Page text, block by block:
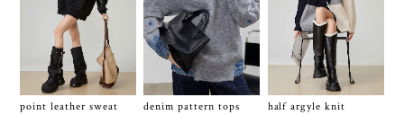
point leather sweat
denim pattern tops
half argyle knit